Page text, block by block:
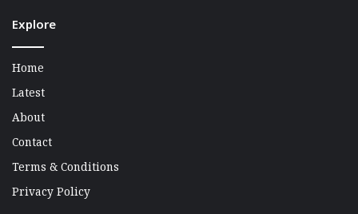
Explore
Home
Latest
About
Contact
Terms & Conditions
Privacy Policy